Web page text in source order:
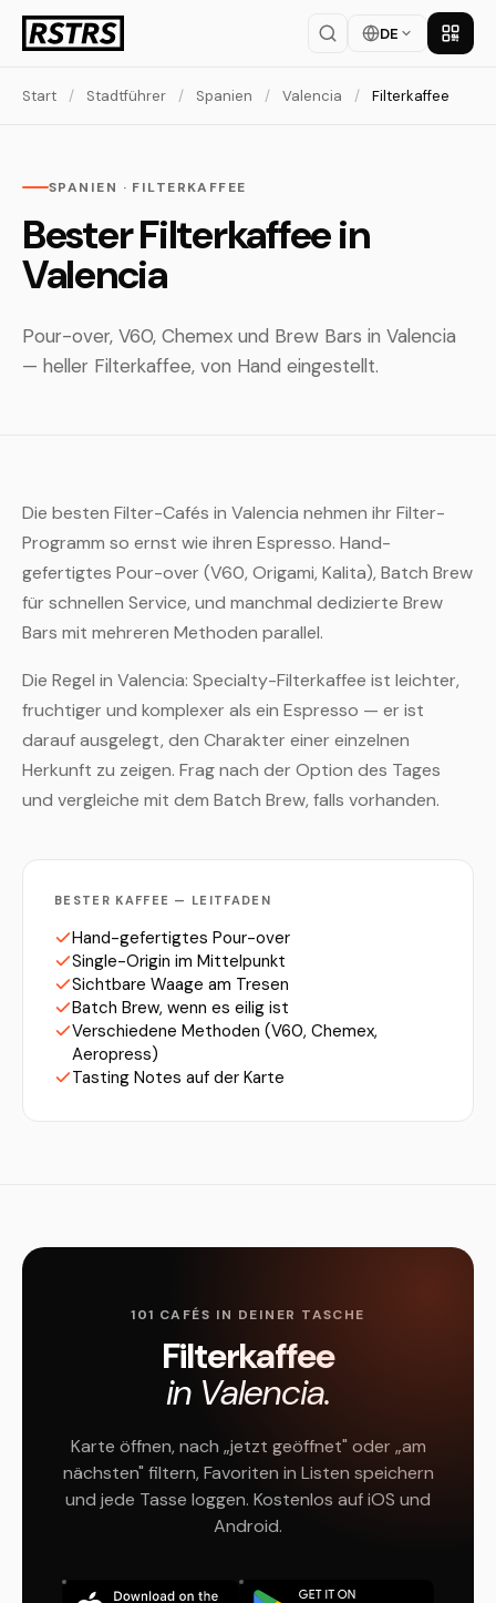
DE App
Start / Stadtführer / Spanien / Valencia / Filterkaffee
SPANIEN · FILTERKAFFEE
Bester Filterkaffee in
Valencia
Pour-over, V60, Chemex und Brew Bars in Valencia
— heller Filterkaffee, von Hand eingestellt.
Die besten Filter-Cafés in Valencia nehmen ihr Filter-
Programm so ernst wie ihren Espresso. Hand-
gefertigtes Pour-over (V60, Origami, Kalita), Batch Brew
für schnellen Service, und manchmal dedizierte Brew
Bars mit mehreren Methoden parallel.
Die Regel in Valencia: Specialty-Filterkaffee ist leichter,
fruchtiger und komplexer als ein Espresso — er ist
darauf ausgelegt, den Charakter einer einzelnen
Herkunft zu zeigen. Frag nach der Option des Tages
und vergleiche mit dem Batch Brew, falls vorhanden.
BESTER KAFFEE — LEITFADEN
Hand-gefertigtes Pour-over
Single-Origin im Mittelpunkt
Sichtbare Waage am Tresen
Batch Brew, wenn es eilig ist
Verschiedene Methoden (V60, Chemex,
Aeropress)
Tasting Notes auf der Karte
101 CAFÉS IN DEINER TASCHE
Filterkaffee
in Valencia.
Karte öffnen, nach „jetzt geöffnet" oder „am
nächsten" filtern, Favoriten in Listen speichern
und jede Tasse loggen. Kostenlos auf iOS und
Android.